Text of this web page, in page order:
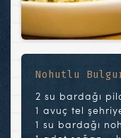
Nohutlu
2 su bardağı
1 avuç tel
1 su bardağı